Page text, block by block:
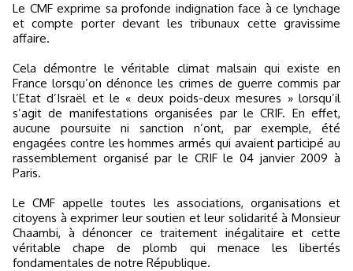
Le CMF exprime sa profonde indignation face à ce lynchage
et compte porter devant les tribunaux cette gravissime
affaire.
Cela démontre le véritable climat malsain qui existe en
France lorsqu’on dénonce les crimes de guerre commis par
l’Etat d’Israël et le « deux poids-deux mesures » lorsqu’il
s’agit de manifestations organisées par le CRIF. En effet,
aucune poursuite ni sanction n’ont, par exemple, été
engagées contre les hommes armés qui avaient participé au
rassemblement organisé par le CRIF le 04 janvier 2009 à
Paris.
Le CMF appelle toutes les associations, organisations et
citoyens à exprimer leur soutien et leur solidarité à Monsieur
Chaambi, à dénoncer ce traitement inégalitaire et cette
véritable chape de plomb qui menace les libertés
fondamentales de notre République.